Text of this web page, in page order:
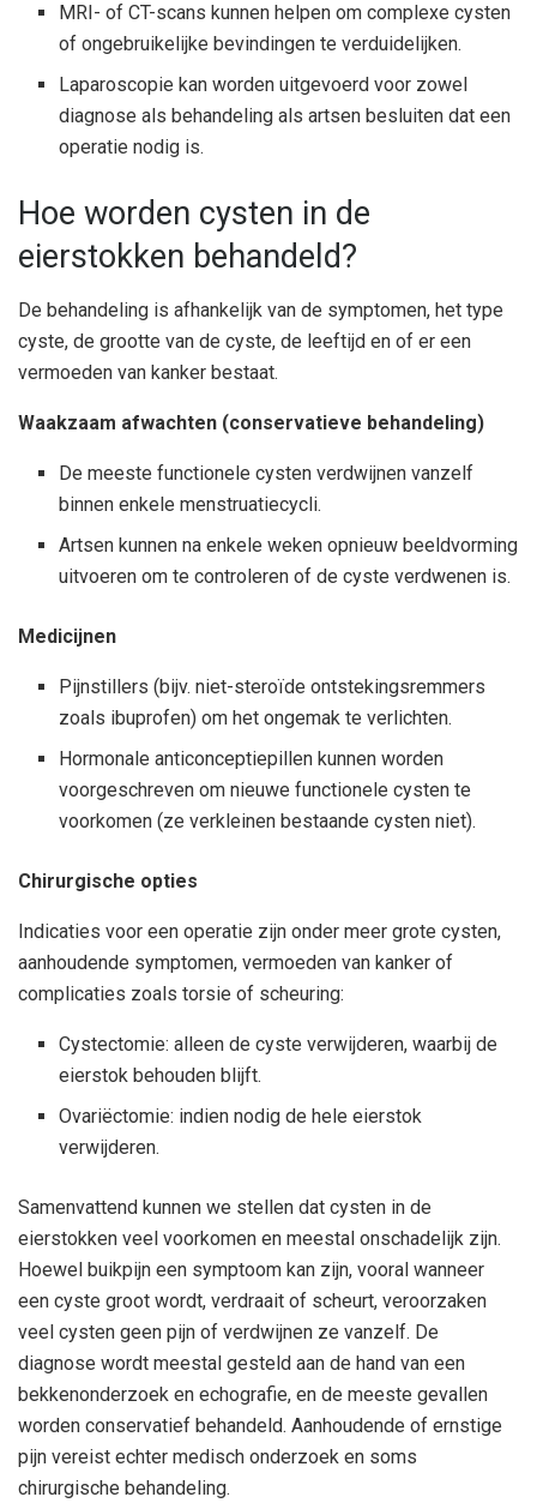
MRI- of CT-scans kunnen helpen om complexe cysten
of ongebruikelijke bevindingen te verduidelijken.
Laparoscopie kan worden uitgevoerd voor zowel
diagnose als behandeling als artsen besluiten dat een
operatie nodig is.
Hoe worden cysten in de
eierstokken behandeld?
De behandeling is afhankelijk van de symptomen, het type
cyste, de grootte van de cyste, de leeftijd en of er een
vermoeden van kanker bestaat.
Waakzaam afwachten (conservatieve behandeling)
De meeste functionele cysten verdwijnen vanzelf
binnen enkele menstruatiecycli.
Artsen kunnen na enkele weken opnieuw beeldvorming
uitvoeren om te controleren of de cyste verdwenen is.
Medicijnen
Pijnstillers (bijv. niet-steroïde ontstekingsremmers
zoals ibuprofen) om het ongemak te verlichten.
Hormonale anticonceptiepillen kunnen worden
voorgeschreven om nieuwe functionele cysten te
voorkomen (ze verkleinen bestaande cysten niet).
Chirurgische opties
Indicaties voor een operatie zijn onder meer grote cysten,
aanhoudende symptomen, vermoeden van kanker of
complicaties zoals torsie of scheuring:
Cystectomie: alleen de cyste verwijderen, waarbij de
eierstok behouden blijft.
Ovariëctomie: indien nodig de hele eierstok
verwijderen.
Samenvattend kunnen we stellen dat cysten in de
eierstokken veel voorkomen en meestal onschadelijk zijn.
Hoewel buikpijn een symptoom kan zijn, vooral wanneer
een cyste groot wordt, verdraait of scheurt, veroorzaken
veel cysten geen pijn of verdwijnen ze vanzelf. De
diagnose wordt meestal gesteld aan de hand van een
bekkenonderzoek en echografie, en de meeste gevallen
worden conservatief behandeld. Aanhoudende of ernstige
pijn vereist echter medisch onderzoek en soms
chirurgische behandeling.